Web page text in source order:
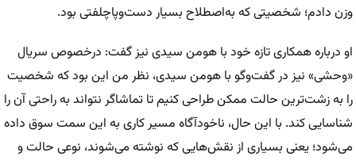
وزن دادم؛ شخصیتی که به‌اصطلاح بسیار دست‌وپاچلفتی بود.
او درباره همکاری تازه خود با هومن سیدی نیز گفت: درخصوص سریال
«وحشی» نیز در گفت‌وگو با هومن سیدی، نظر من این بود که شخصیت
را به زشت‌ترین حالت ممکن طراحی کنیم تا تماشاگر نتواند به راحتی آن را
شناسایی کند. با این حال، ناخودآگاه مسیر کاری به این سمت سوق داده
می‌شود؛ یعنی بسیاری از نقش‌هایی که نوشته می‌شوند، نوعی حالت و